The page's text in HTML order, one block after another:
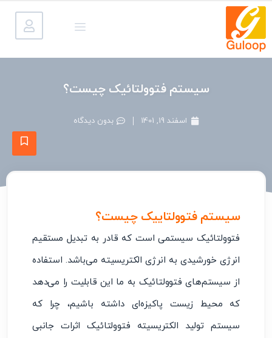
سیستم فتوولتائیک چیست؟
اسفند 19, 1401 بدون دیدگاه
سیستم فتوولتاییک چیست؟
فتوولتائیک سیستمی است که قادر به تبدیل مستقیم
انرژی خورشیدی به انرژی الکتریسیته می‌باشد. استفاده
از سیستم‌های فتوولتائیک به ما این قابلیت را می‌دهد
که محیط زیست پاکیزه‌ای داشته باشیم، چرا که
سیستم تولید الکتریسیته فتوولتائیک اثرات جانبی